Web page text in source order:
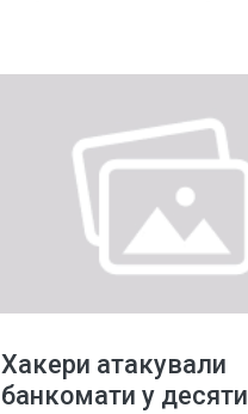
Хакери атакували
банкомати у десяти